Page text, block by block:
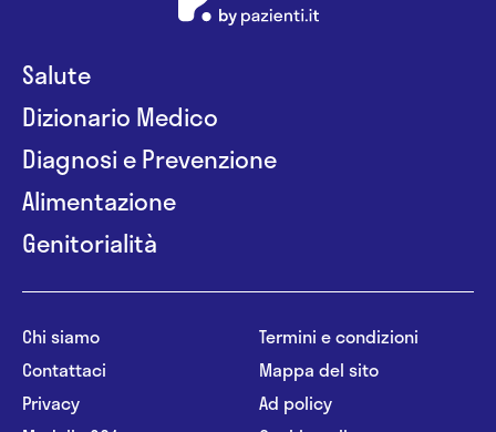
Salute
Dizionario Medico
Diagnosi e Prevenzione
Alimentazione
Genitorialità
Chi siamo
Contattaci
Privacy
Termini e condizioni
Mappa del sito
Ad policy